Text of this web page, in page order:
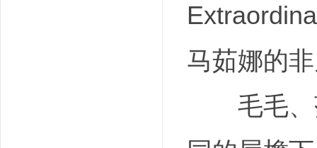
马茹娜的非
毛毛、